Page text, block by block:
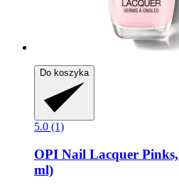
Do koszyka
5.0 (1)
OPI Nail Lacquer
ml)